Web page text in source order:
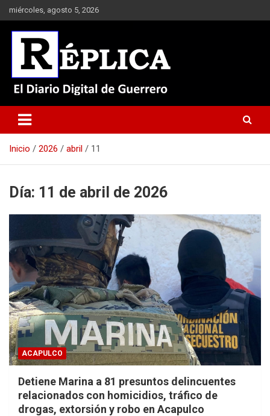
Saltar
al
contenido
miércoles, agosto 5, 2026
Réplica
Inicio 2026 abril 11
Día: 11 de abril de 2026
ACAPULCO
Detiene Marina a 81 presuntos delincuentes
relacionados con homicidios, tráfico de
drogas, extorsión y robo en Acapulco